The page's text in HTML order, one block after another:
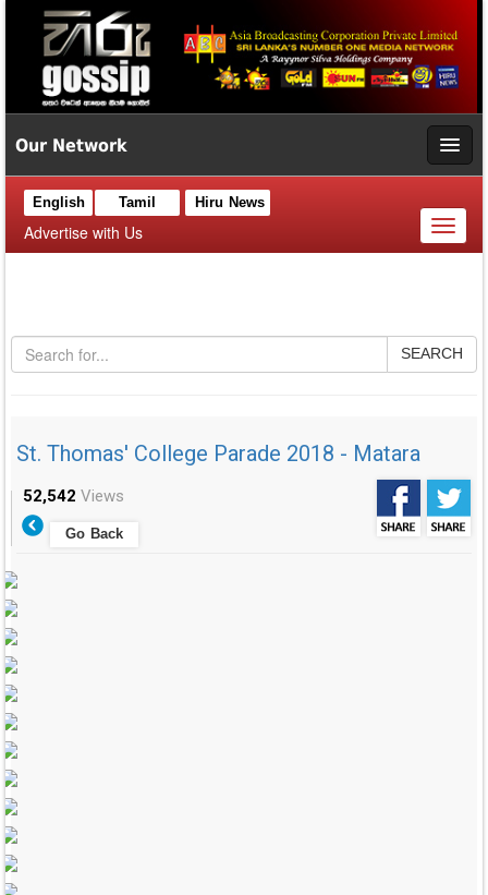
Our Network
English Tamil Hiru News
Advertise with Us
Toggle
SEARCH
St. Thomas' College Parade 2018 - Matara
52,542 Views
Go Back